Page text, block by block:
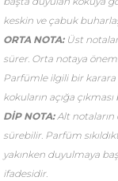
keskin ve çabuk
ORTA NOTA: Üst
sürer. Orta notaya
Parfümle ilgili bir
kokuların açığa
DİP NOTA:Alt notaların
sürebilir. Parfüm
yakınken duyulmaya
ifadesidir.